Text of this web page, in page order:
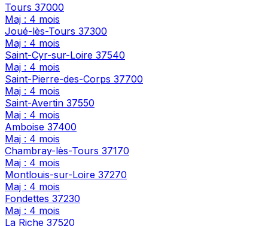
Tours 37000
Maj : 4 mois
Joué-lès-Tours 37300
Maj : 4 mois
Saint-Cyr-sur-Loire 37540
Maj : 4 mois
Saint-Pierre-des-Corps 37700
Maj : 4 mois
Saint-Avertin 37550
Maj : 4 mois
Amboise 37400
Maj : 4 mois
Chambray-lès-Tours 37170
Maj : 4 mois
Montlouis-sur-Loire 37270
Maj : 4 mois
Fondettes 37230
Maj : 4 mois
La Riche 37520